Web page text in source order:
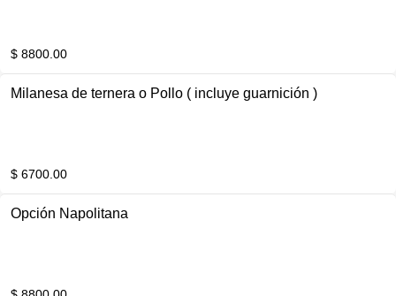
$ 8800.00
Milanesa de ternera o Pollo ( incluye guarnición )
$ 6700.00
Opción Napolitana